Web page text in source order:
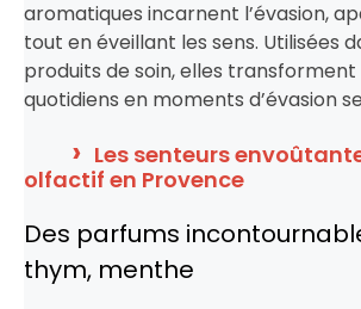
aromatiques incarnent l’évasion,
tout en éveillant les sens. Utilisées
produits de soin, elles transforment
quotidiens en moments d’évasion
Les senteurs
olfactif en Provence
Des parfums
thym, menthe